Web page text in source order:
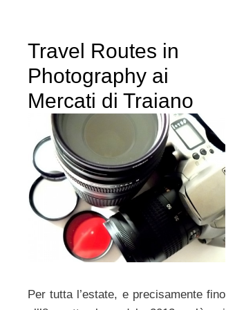
Travel Routes in
Photography ai
Mercati di Traiano
Per tutta l’estate, e precisamente fino